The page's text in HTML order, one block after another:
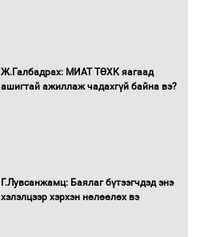
Нөөцийн махны худалдаа,
Монгол Улс “COP17”-д “Тал хээрийн
төлөвлөгөө”-гөө танилцуулна
Ж.Галбадрах: МИАТ ТӨХК яагаад
ашигтай ажиллаж чадахгүй байна вэ?
Г.Лувсанжамц: Баялаг бүтээгчдэд энэ
хэлэлцээр хэрхэн нөлөөлөх вэ